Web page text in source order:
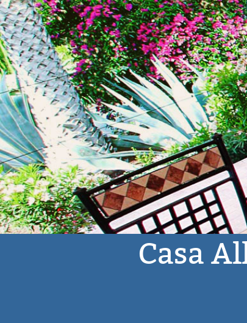
mit Meerblick.
Landhaus bis zu
Casa